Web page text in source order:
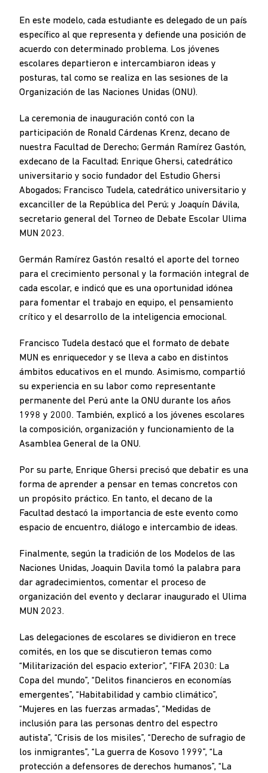
En este modelo, cada estudiante es delegado de un país
específico al que representa y defiende una posición de
acuerdo con determinado problema. Los jóvenes
escolares departieron e intercambiaron ideas y
posturas, tal como se realiza en las sesiones de la
Organización de las Naciones Unidas (ONU).
La ceremonia de inauguración contó con la
participación de Ronald Cárdenas Krenz, decano de
nuestra Facultad de Derecho; Germán Ramírez Gastón,
exdecano de la Facultad; Enrique Ghersi, catedrático
universitario y socio fundador del Estudio Ghersi
Abogados; Francisco Tudela, catedrático universitario y
excanciller de la República del Perú; y Joaquín Dávila,
secretario general del Torneo de Debate Escolar Ulima
MUN 2023.
Germán Ramírez Gastón resaltó el aporte del torneo
para el crecimiento personal y la formación integral de
cada escolar, e indicó que es una oportunidad idónea
para fomentar el trabajo en equipo, el pensamiento
crítico y el desarrollo de la inteligencia emocional.
Francisco Tudela destacó que el formato de debate
MUN es enriquecedor y se lleva a cabo en distintos
ámbitos educativos en el mundo. Asimismo, compartió
su experiencia en su labor como representante
permanente del Perú ante la ONU durante los años
1998 y 2000. También, explicó a los jóvenes escolares
la composición, organización y funcionamiento de la
Asamblea General de la ONU.
Por su parte, Enrique Ghersi precisó que debatir es una
forma de aprender a pensar en temas concretos con
un propósito práctico. En tanto, el decano de la
Facultad destacó la importancia de este evento como
espacio de encuentro, diálogo e intercambio de ideas.
Finalmente, según la tradición de los Modelos de las
Naciones Unidas, Joaquin Davila tomó la palabra para
dar agradecimientos, comentar el proceso de
organización del evento y declarar inaugurado el Ulima
MUN 2023.
Las delegaciones de escolares se dividieron en trece
comités, en los que se discutieron temas como
“Militarización del espacio exterior”, “FIFA 2030: La
Copa del mundo”, “Delitos financieros en economías
emergentes”, “Habitabilidad y cambio climático”,
“Mujeres en las fuerzas armadas”, “Medidas de
inclusión para las personas dentro del espectro
autista”, “Crisis de los misiles”, “Derecho de sufragio de
los inmigrantes”, “La guerra de Kosovo 1999”, “La
protección a defensores de derechos humanos”, “La